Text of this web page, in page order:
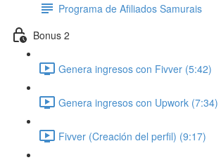
Programa de Afiliados Samurais
Bonus 2
Genera ingresos con Fivver (5:42)
Genera ingresos con Upwork (7:34)
Fivver (Creación del perfil) (9:17)